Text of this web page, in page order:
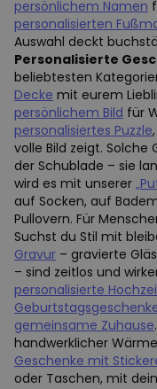
persönlichem Namen
personalisierten
Auswahl deckt
Personalisierte
beliebtesten
Decke mit eurem
persönlichem Bild für
personalisiertes Puzzle
volle Bild zeigt.
der Schublade – sie
wird es mit unserer
auf Socken, auf
Pullovern. Für
Suchst du Stil mit
Gravur – gravierte
– sind zeitlos und
personalisierte
gemeinsame Zuhause
handwerklicher
Geschenke mit
oder Taschen, mit